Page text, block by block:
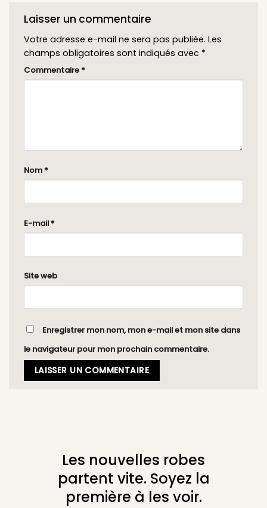
Laisser un commentaire
Votre adresse e-mail ne sera pas publiée. Les
champs obligatoires sont indiqués avec *
Commentaire *
Nom *
E-mail *
Site web
Enregistrer mon nom, mon e-mail et mon site dans
le navigateur pour mon prochain commentaire.
Les nouvelles robes
partent vite. Soyez la
première à les voir.